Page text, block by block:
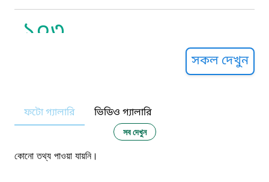
১০৩
নারী ও শিশু নির্যাতন প্রতিরোধ
১০৬
সকল দেখুন
ফটো গ্যালারি ভিডিও গ্যালারি
সব দেখুন
কোনো তথ্য পাওয়া যায়নি।